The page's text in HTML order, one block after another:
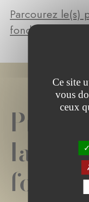
Parcourez le(s)
fondation
la
Ce site
vous
ceux